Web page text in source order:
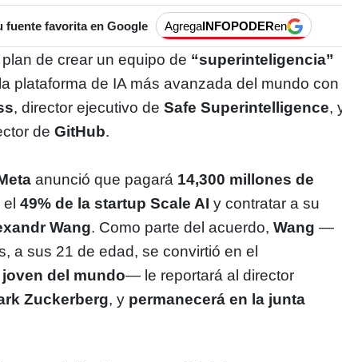
fuente favorita en Google AgregaINFOPODERen
de crear un equipo de “superinteligencia”
plataforma de IA más avanzada del mundo con
, director ejecutivo deSafe Superintelligence,
deGitHub.
anunció que pagará 14,300 millones de
el49% de la startup Scale AI y contratar a su
Wang. Como parte del acuerdo,Wang —
a sus 21 de edad, se convirtió en el
del mundo— le reportará al director
Zuckerberg, y permanecerá en la junta